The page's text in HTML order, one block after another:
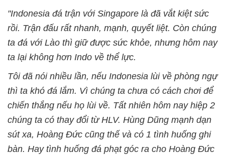
"Indonesia đá trận với Singapore là đã vắt kiệt sức
rồi. Trận đấu rất nhanh, mạnh, quyết liệt. Còn chúng
ta đá với Lào thì giữ được sức khỏe, nhưng hôm nay
ta lại không hơn Indo về thể lực.
Tôi đã nói nhiều lần, nếu Indonesia lùi về phòng ngự
thì ta khó đá lắm. Vì chúng ta chưa có cách chơi để
chiến thắng nếu họ lùi về. Tất nhiên hôm nay hiệp 2
chúng ta có thay đổi từ HLV. Hùng Dũng mạnh dạn
sút xa, Hoàng Đức cũng thế và có 1 tình huống ghi
bàn. Hay tình huống đá phạt góc ra cho Hoàng Đức